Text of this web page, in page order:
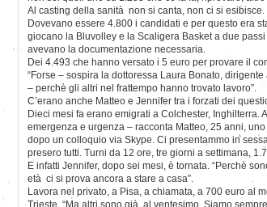
Al casting della sanità non si canta, non ci si esibisce.
Dovevano essere 4.800 i candidati e per questo era
giocano la Bluvolley e la Scaligera Basket a due
avevano la documentazione necessaria.
Dei 4.493 che hanno versato i 5 euro per provare il
“Forse – sospira la dottoressa Laura Bonato,
– perchè gli altri nel frattempo hanno trovato lavoro”.
C’erano anche Matteo e Jennifer tra i forzati dei
Dieci mesi fa erano emigrati a Colchester, Inghilterra.
emergenza e urgenza – racconta Matteo, 25 anni,
dopo un colloquio via Skype. Ci presentammo in
presero tutti. Turni da 12 ore, tre giorni a settimana,
E infatti Jennifer, dopo sei mesi, è tornata. “Perchè
età ci si prova ancora a stare a casa”.
Lavora nel privato, a Pisa, a chiamata, a 700 euro al
Trieste. “Ma altri sono già al ventesimo. Siamo